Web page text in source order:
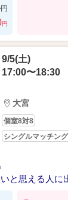
円
円
9/5(土)
17:00〜18:30
大宮
個室8対8
シングルマッチング
と思える人に